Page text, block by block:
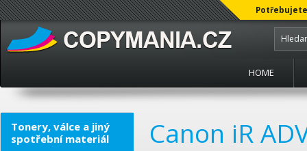
HOME
Canon iR
Tonery, válce a jiný
spotřební materiál